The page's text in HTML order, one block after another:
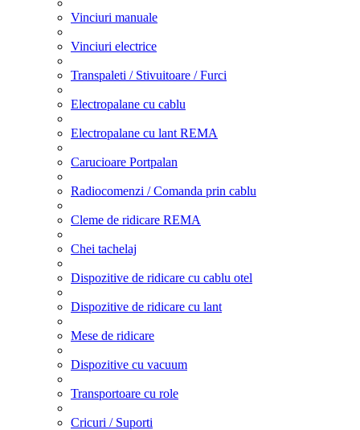
Vinciuri manuale
Vinciuri electrice
Transpaleti / Stivuitoare / Furci
Electropalane cu cablu
Electropalane cu lant REMA
Carucioare Portpalan
Radiocomenzi / Comanda prin cablu
Cleme de ridicare REMA
Chei tachelaj
Dispozitive de ridicare cu cablu otel
Dispozitive de ridicare cu lant
Mese de ridicare
Dispozitive cu vacuum
Transportoare cu role
Cricuri / Suporti